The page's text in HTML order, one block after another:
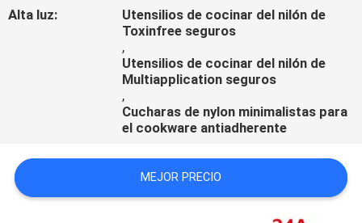
PIDA
Alta luz:
Utensilios de cocinar del nilón de
Toxinfree seguros
,
Utensilios de cocinar del nilón de
Multiapplication seguros
,
Cucharas de nylon minimalistas para
el cookware antiadherente
MEJOR PRECIO